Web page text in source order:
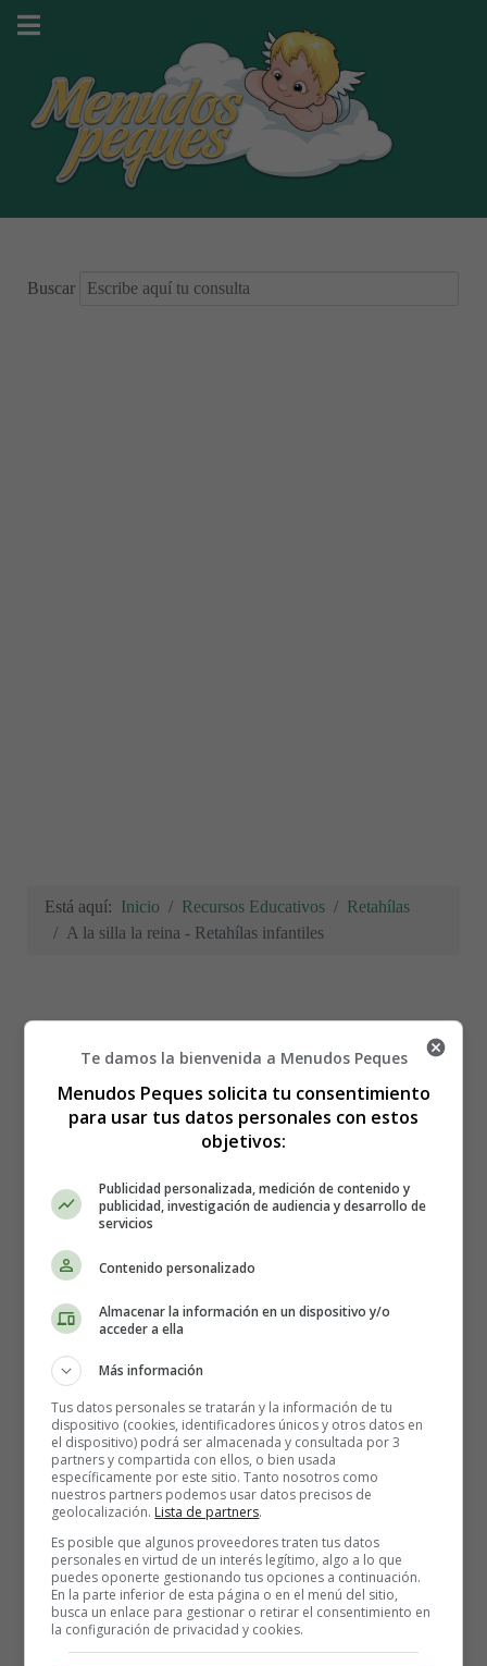
Buscar
Está aquí: Inicio Recursos Educativos
Retahílas
A la silla la reina - Retahílas infantiles
A la silla la reina -
Retahílas infantiles
Recursos infantiles -
Retahílas
A la silla la reina
A la silla la reina
Te damos la bienvenida a Menudos Peques
Menudos Peques solicita tu consentimiento
para usar tus datos personales con estos
objetivos:
Publicidad personalizada, medición de contenido y
publicidad, investigación de audiencia y desarrollo de
servicios
Contenido personalizado
Almacenar la información en un dispositivo y/o
acceder a ella
Más información
Tus datos personales se tratarán y la información de tu
dispositivo (cookies, identificadores únicos y otros datos en
el dispositivo) podrá ser almacenada y consultada por 3
partners y compartida con ellos, o bien usada
específicamente por este sitio. Tanto nosotros como
nuestros partners podemos usar datos precisos de
geolocalización. Lista de partners.
Es posible que algunos proveedores traten tus datos
personales en virtud de un interés legítimo, algo a lo que
puedes oponerte gestionando tus opciones a continuación.
En la parte inferior de esta página o en el menú del sitio,
busca un enlace para gestionar o retirar el consentimiento en
la configuración de privacidad y cookies.